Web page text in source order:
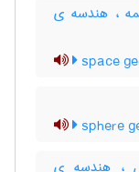
، هندسه ی
space
sphere